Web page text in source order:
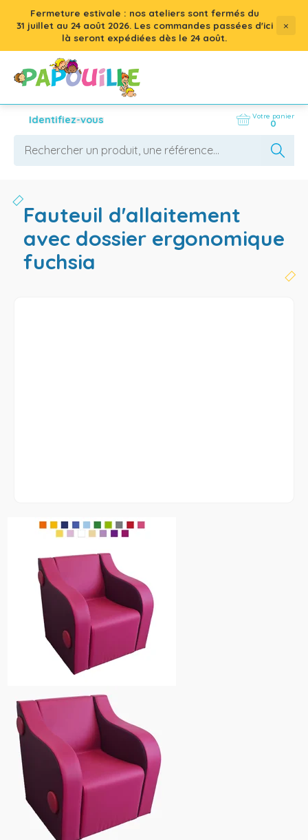
Fermeture estivale : nos ateliers sont fermés du
31 juillet au 24 août 2026. Les commandes passées d'ici
là seront expédiées dès le 24 août.
×
Identifiez-vous Votre panier
0
fauteuil d'allaitement
avec dossier ergonomique
fuchsia